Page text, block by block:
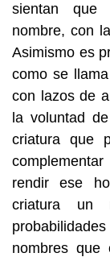
sientan que
nombre, con
Asimismo es
como se
con lazos de
la voluntad
criatura que
rendir ese
criatura un
nombres